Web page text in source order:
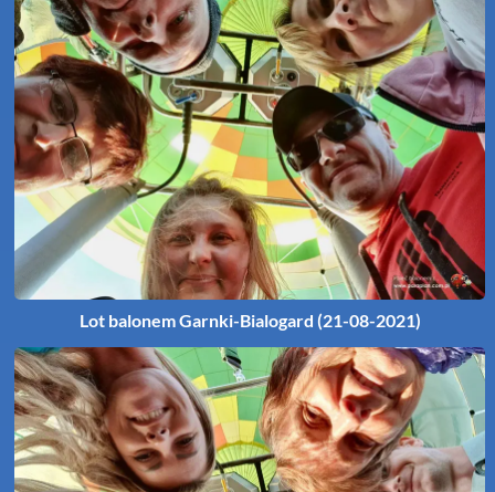
Lot balonem Garnki-Bialogard (21-08-2021)